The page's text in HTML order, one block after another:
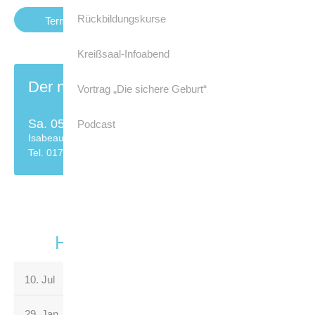
Termine
Der nächste Kurs
Sa. 05.09. 09.00 Uhr
Isabeau Laubach
Tel. 0178 / 8750385
Hier finden Sie Ihren Kurs
10. Jul
Rückbildungskurse
Kreißsaal-Infoabend
Vortrag „Die sichere Geburt“
Podcast